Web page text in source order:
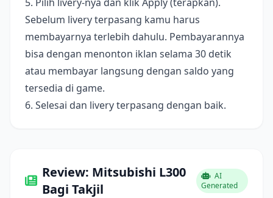
Sebelum livery terpasang kamu harus
membayarnya terlebih dahulu. Pembayarannya
bisa dengan menonton iklan selama 30 detik
atau membayar langsung dengan saldo yang
tersedia di game.
6. Selesai dan livery terpasang dengan baik.
Review: Mitsubishi L300
Bagi Takjil
AI
Generated